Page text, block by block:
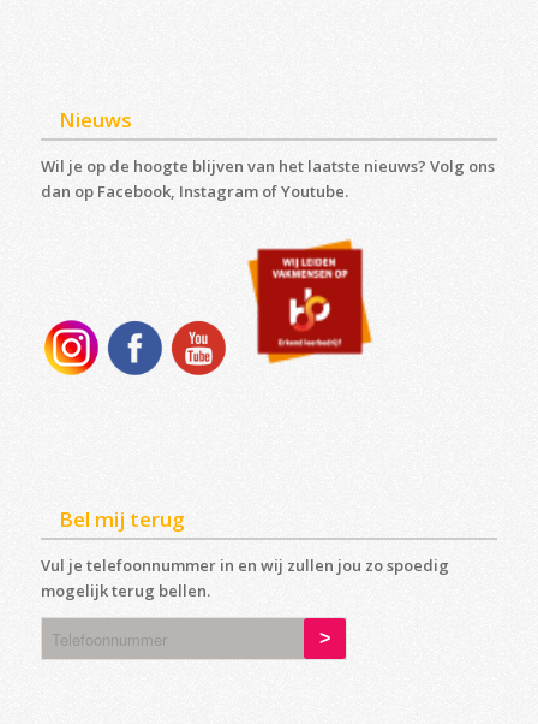
Nieuws
Wil je op de hoogte blijven van het laatste nieuws? Volg ons
dan op Facebook, Instagram of Youtube.
Bel mij terug
Vul je telefoonnummer in en wij zullen jou zo spoedig
mogelijk terug bellen.